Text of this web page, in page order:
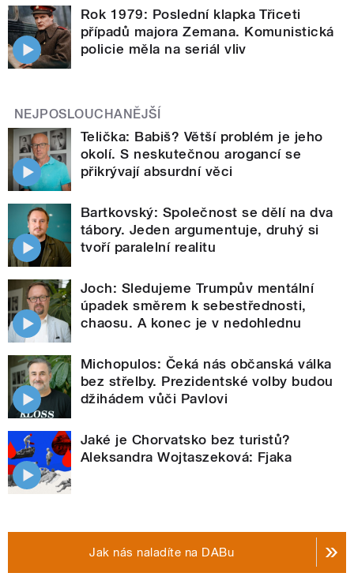
Rok 1979: Poslední klapka Třiceti
případů majora Zemana. Komunistická
policie měla na seriál vliv
NEJPOSLOUCHANĚJŠÍ
Telička: Babiš? Větší problém je jeho
okolí. S neskutečnou arogancí se
přikrývají absurdní věci
Bartkovský: Společnost se dělí na dva
tábory. Jeden argumentuje, druhý si
tvoří paralelní realitu
Joch: Sledujeme Trumpův mentální
úpadek směrem k sebestřednosti,
chaosu. A konec je v nedohlednu
Michopulos: Čeká nás občanská válka
bez střelby. Prezidentské volby budou
džihádem vůči Pavlovi
Jaké je Chorvatsko bez turistů?
Aleksandra Wojtaszeková: Fjaka
Jak nás naladíte na DABu